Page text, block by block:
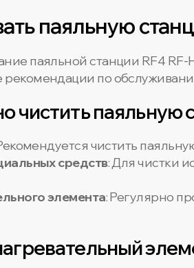
паяльную
паяльной станции RF4
по
чистить паяльную
чистить
средств: Для чистки
элемента: Регулярно